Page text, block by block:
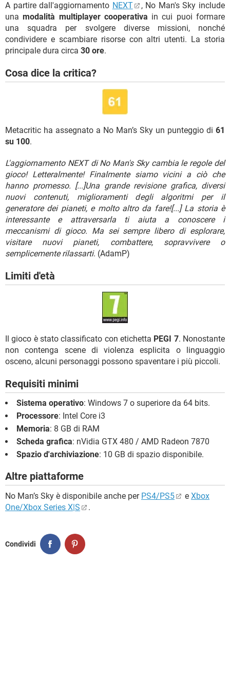
A partire dall'aggiornamento NEXT
, No Man's Sky include
unamodalità multiplayer cooperativa in cui puoi formare
una squadra per svolgere diverse missioni, nonché
condividere e scambiare risorse con altri utenti. La storia
principale dura circa 30 ore.
Cosa dice la critica?
Metacritic ha assegnato a No Man’s Sky un punteggio di 61
su 100.
L'aggiornamento NEXT di No Man's Sky cambia le regole del
gioco! Letteralmente! Finalmente siamo vicini a ciò che
hanno promesso. [...]Una grande revisione grafica, diversi
nuovi contenuti, miglioramenti degli algoritmi per il
generatore dei pianeti, e molto altro da fare![...] La storia è
interessante e attraversarla ti aiuta a conoscere i
meccanismi di gioco. Ma sei sempre libero di esplorare,
visitare nuovi pianeti, combattere, sopravvivere o
semplicemente rilassarti. (AdamP)
Limiti d'età
Il gioco è stato classificato con etichetta PEGI 7. Nonostante
non contenga scene di violenza esplicita o linguaggio
osceno, alcuni personaggi possono spaventare i più piccoli.
Requisiti minimi
Sistema operativo: Windows 7 o superiore da 64 bits.
Processore: Intel Core i3
Memoria: 8 GB di RAM
Scheda grafica: nVidia GTX 480 / AMD Radeon 7870
Spazio d'archiviazione: 10 GB di spazio disponibile.
Altre piattaforme
No Man’s Sky è disponibile anche per PS4/PS5 e Xbox
One/Xbox Series X|S
.
Condividi